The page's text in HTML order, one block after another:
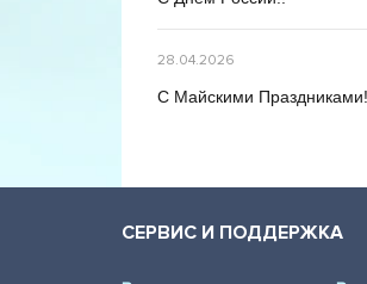
28.04.2026
C Maйcкими Праздниками!
СЕРВИС И ПОДДЕРЖКА